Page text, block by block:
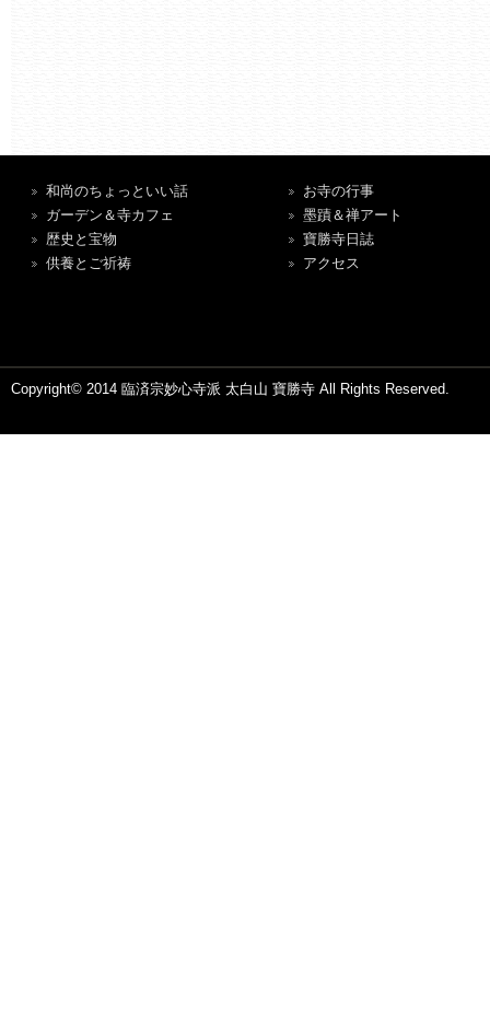
和尚のちょっといい話
ガーデン＆寺カフェ
歴史と宝物
供養とご祈祷
お寺の行事
墨蹟＆禅アート
寶勝寺日誌
アクセス
Copyright© 2014 臨済宗妙心寺派 太白山 寶勝寺 All Rights Reserved.